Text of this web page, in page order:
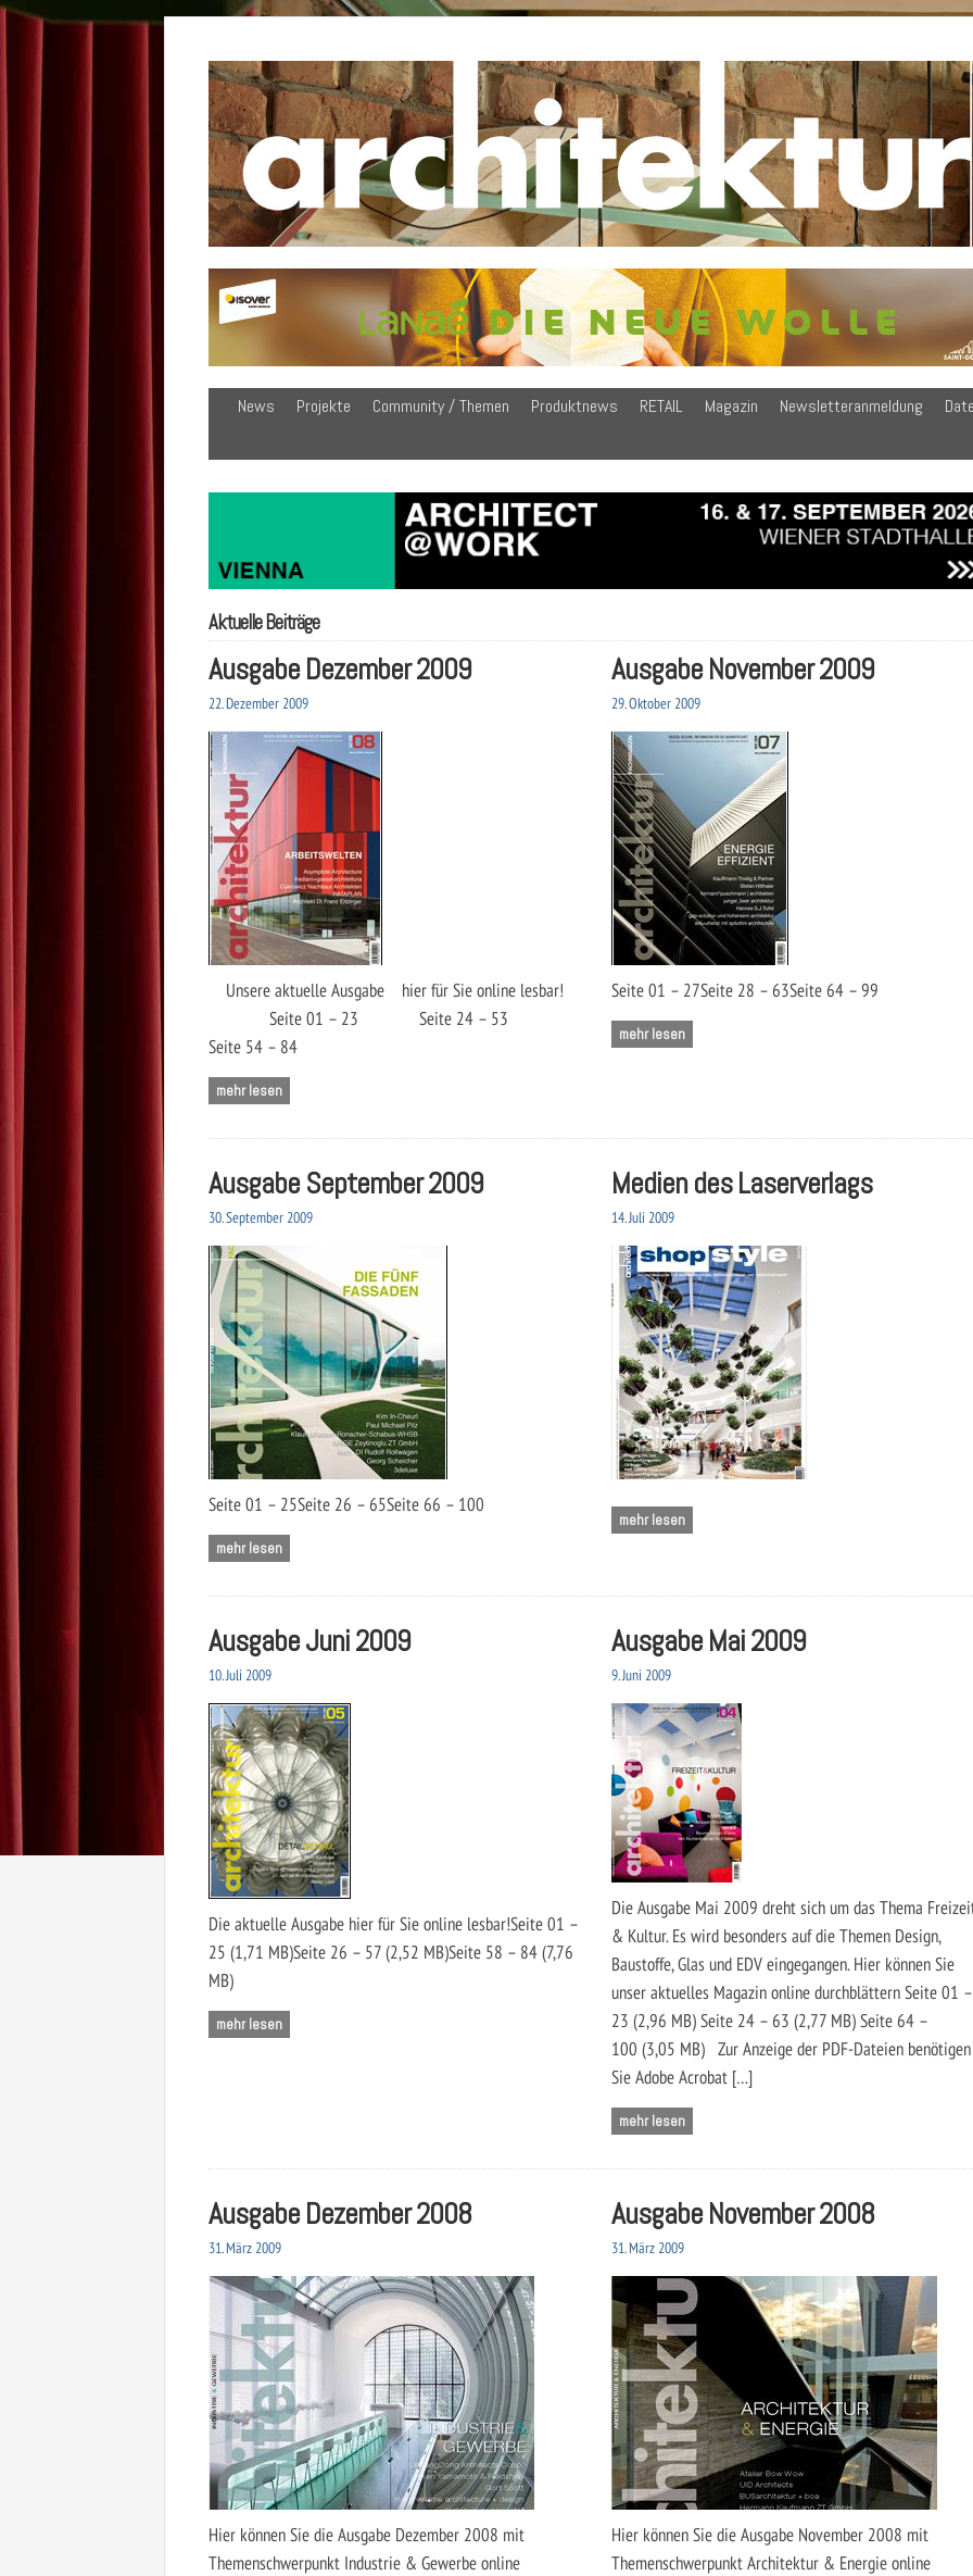
News Projekte Community / Themen Produktnews RETAIL Magazin Newsletteranmeldung
Aktuelle Beiträge
Ausgabe Dezember 2009
22. Dezember 2009
Unsere aktuelle Ausgabe hier für Sie online lesbar!
Seite 01 – 23 Seite 24 – 53
Seite 54 – 84
mehr lesen
Ausgabe November 2009
29. Oktober 2009
Seite 01 – 27Seite 28 – 63Seite 64 – 99
mehr lesen
Ausgabe September 2009
30. September 2009
Seite 01 – 25Seite 26 – 65Seite 66 – 100
mehr lesen
Medien des Laserverlags
14. Juli 2009
mehr lesen
Ausgabe Juni 2009
10. Juli 2009
Die aktuelle Ausgabe hier für Sie online lesbar!Seite 01 –
25 (1,71 MB)Seite 26 – 57 (2,52 MB)Seite 58 – 84 (7,76
MB)
mehr lesen
Ausgabe Mai 2009
9. Juni 2009
Die Ausgabe Mai 2009 dreht sich um das Thema
& Kultur. Es wird besonders auf die Themen Design,
Baustoffe, Glas und EDV eingegangen. Hier können Sie
unser aktuelles Magazin online durchblättern Seite 01 –
23 (2,96 MB) Seite 24 – 63 (2,77 MB) Seite 64 –
100 (3,05 MB) Zur Anzeige der PDF-Dateien benötigen
Sie Adobe Acrobat […]
mehr lesen
Ausgabe Dezember 2008
31. März 2009
Hier können Sie die Ausgabe Dezember 2008 mit
Themenschwerpunkt Industrie & Gewerbe online
Ausgabe November 2008
31. März 2009
Hier können Sie die Ausgabe November 2008 mit
Themenschwerpunkt Architektur & Energie online